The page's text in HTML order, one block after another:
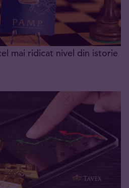
mai ridicat nivel din istorie